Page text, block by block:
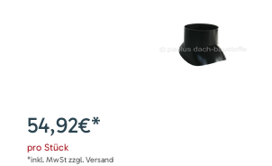
54,92€*
pro Stück
*inkl. MwSt zzgl. Versand